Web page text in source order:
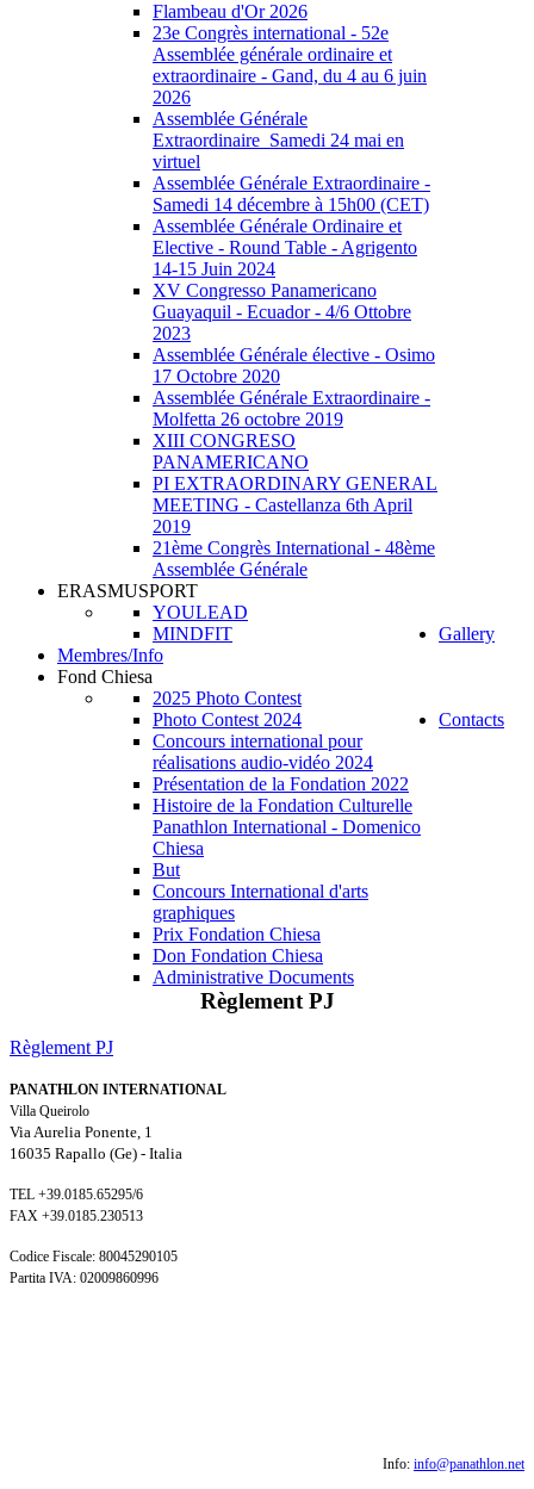
Flambeau d'Or 2026
23e Congrès international - 52e
Assemblée générale ordinaire et
extraordinaire - Gand, du 4 au 6 juin
2026
Assemblée Générale
Extraordinaire_Samedi 24 mai en
virtuel
Assemblée Générale Extraordinaire -
Samedi 14 décembre à 15h00 (CET)
Assemblée Générale Ordinaire et
Elective - Round Table - Agrigento
14-15 Juin 2024
XV Congresso Panamericano
Guayaquil - Ecuador - 4/6 Ottobre
2023
Assemblée Générale élective - Osimo
17 Octobre 2020
Assemblée Générale Extraordinaire -
Molfetta 26 octobre 2019
XIII CONGRESO
PANAMERICANO
PI EXTRAORDINARY GENERAL
MEETING - Castellanza 6th April
2019
21ème Congrès International - 48ème
Assemblée Générale
ERASMUSPORT
YOULEAD
MINDFIT
Gallery
Membres/Info
Fond Chiesa
2025 Photo Contest
Photo Contest 2024
Concours international pour
réalisations audio-vidéo 2024
Présentation de la Fondation 2022
Histoire de la Fondation Culturelle
Panathlon International - Domenico
Chiesa
But
Concours International d'arts
graphiques
Prix Fondation Chiesa
Don Fondation Chiesa
Administrative Documents
Contacts
Règlement PJ
Règlement PJ
PANATHLON INTERNATIONAL
Villa Queirolo
Via Aurelia Ponente, 1
16035 Rapallo (Ge) - Italia
TEL +39.0185.65295/6
FAX +39.0185.230513
Codice Fiscale: 80045290105
Partita IVA: 02009860996
Info: info@panathlon.net